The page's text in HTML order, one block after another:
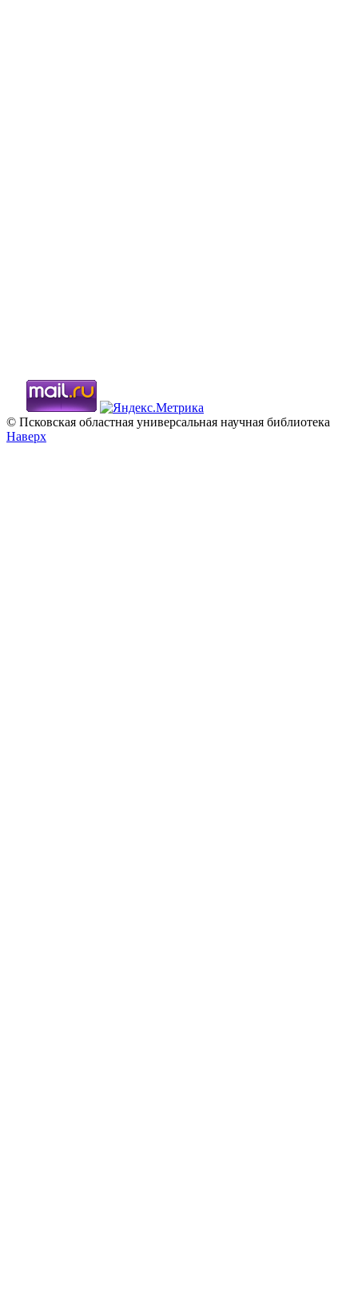
© Псковская областная универсальная научная библиотека
Наверх